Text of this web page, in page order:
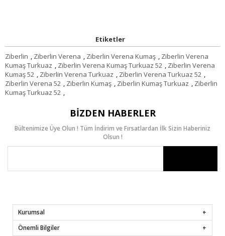
Etiketler
Ziberlin , Ziberlin Verena , Ziberlin Verena Kumaş , Ziberlin Verena
Kumaş Turkuaz , Ziberlin Verena Kumaş Turkuaz 52 , Ziberlin Verena
Kumaş 52 , Ziberlin Verena Turkuaz , Ziberlin Verena Turkuaz 52 ,
Ziberlin Verena 52 , Ziberlin Kumaş , Ziberlin Kumaş Turkuaz , Ziberlin
Kumaş Turkuaz 52 ,
BIZDEN HABERLER
Bültenimize Üye Olun ! Tüm İndirim ve Fırsatlardan İlk Sizin Haberiniz
Olsun !
Kurumsal
Önemli Bilgiler